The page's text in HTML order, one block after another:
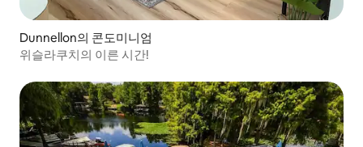
Dunnellon의 콘도미니엄
위슬라쿠치의 이른 시간!